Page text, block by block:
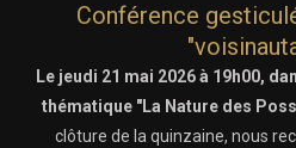
Conférence
Le jeudi 21 mai 2026 à 19h00,
thématique "La Nature des
clôture de la quinzaine, nous